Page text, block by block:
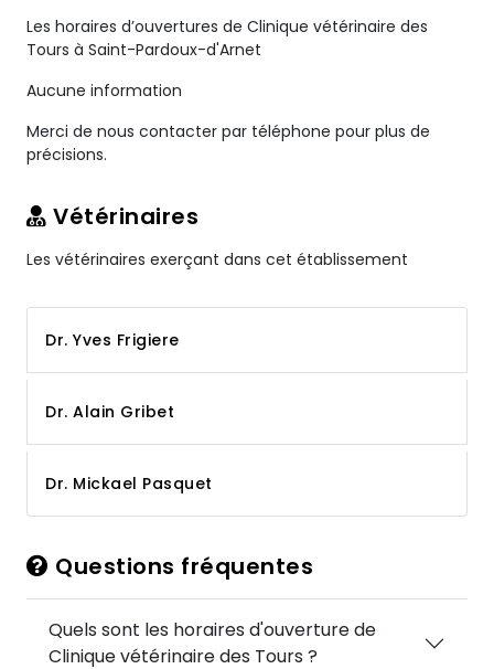
Les horaires d’ouvertures de Clinique vétérinaire des
Tours à Saint-Pardoux-d'Arnet
Aucune information
Merci de nous contacter par téléphone pour plus de
précisions.
Vétérinaires
Les vétérinaires exerçant dans cet établissement
Dr. Yves Frigiere
Dr. Alain Gribet
Dr. Mickael Pasquet
Questions fréquentes
Quels sont les horaires d'ouverture de
Clinique vétérinaire des Tours ?